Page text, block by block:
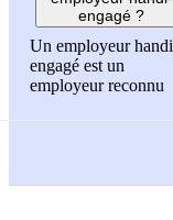
engagé ?
Un employeur
engagé est un
employeur reconnu